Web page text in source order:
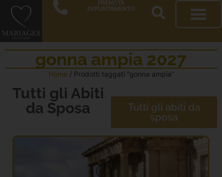
PRENOTA
APPUNTAMENTO
gonna ampia 2027
Home / Prodotti taggati “gonna ampia”
Tutti gli Abiti
da Sposa
Tutti gli abiti da
sposa